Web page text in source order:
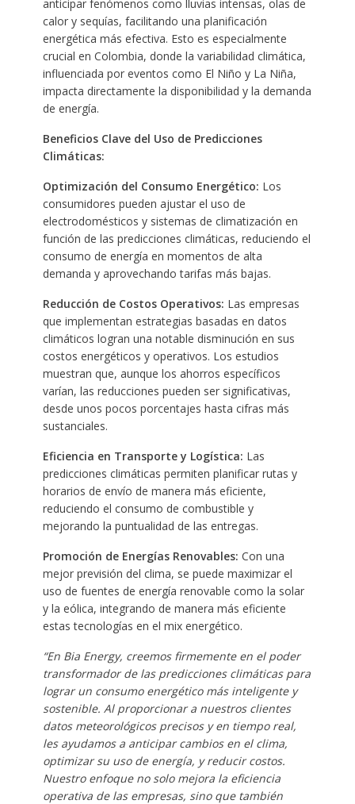
anticipar fenómenos como lluvias intensas, olas de
calor y sequías, facilitando una planificación
energética más efectiva. Esto es especialmente
crucial en Colombia, donde la variabilidad climática,
influenciada por eventos como El Niño y La Niña,
impacta directamente la disponibilidad y la demanda
de energía.
Beneficios Clave del Uso de Predicciones
Climáticas:
Optimización del Consumo Energético: Los
consumidores pueden ajustar el uso de
electrodomésticos y sistemas de climatización en
función de las predicciones climáticas, reduciendo el
consumo de energía en momentos de alta
demanda y aprovechando tarifas más bajas.
Reducción de Costos Operativos: Las empresas
que implementan estrategias basadas en datos
climáticos logran una notable disminución en sus
costos energéticos y operativos. Los estudios
muestran que, aunque los ahorros específicos
varían, las reducciones pueden ser significativas,
desde unos pocos porcentajes hasta cifras más
sustanciales.
Eficiencia en Transporte y Logística: Las
predicciones climáticas permiten planificar rutas y
horarios de envío de manera más eficiente,
reduciendo el consumo de combustible y
mejorando la puntualidad de las entregas.
Promoción de Energías Renovables: Con una
mejor previsión del clima, se puede maximizar el
uso de fuentes de energía renovable como la solar
y la eólica, integrando de manera más eficiente
estas tecnologías en el mix energético.
“En Bia Energy, creemos firmemente en el poder
transformador de las predicciones climáticas para
lograr un consumo energético más inteligente y
sostenible. Al proporcionar a nuestros clientes
datos meteorológicos precisos y en tiempo real,
les ayudamos a anticipar cambios en el clima,
optimizar su uso de energía, y reducir costos.
Nuestro enfoque no solo mejora la eficiencia
operativa de las empresas, sino que también